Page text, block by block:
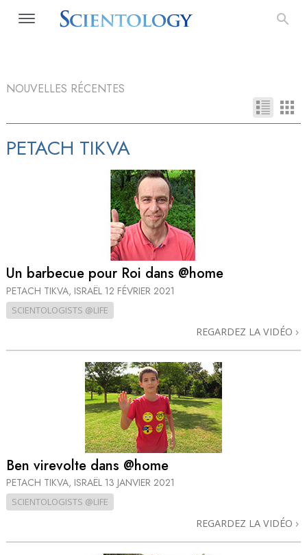
NOUVELLES RÉCENTES
PETACH TIKVA
Un barbecue pour Roi dans @home
PETACH TIKVA, ISRAËL 12 FÉVRIER 2021
SCIENTOLOGISTS @LIFE
REGARDEZ LA VIDÉO
Ben virevolte dans @home
PETACH TIKVA, ISRAËL 13 JANVIER 2021
SCIENTOLOGISTS @LIFE
REGARDEZ LA VIDÉO